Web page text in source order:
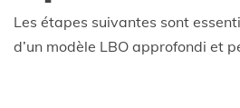
Les étapes suivantes sont
d’un modèle LBO approfondi et